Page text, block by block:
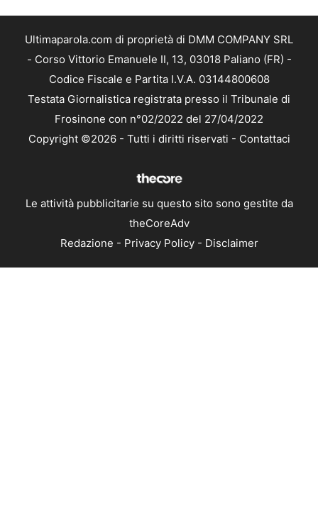
Ultimaparola.com di proprietà di DMM COMPANY SRL
- Corso Vittorio Emanuele II, 13, 03018 Paliano (FR) -
Codice Fiscale e Partita I.V.A. 03144800608
Testata Giornalistica registrata presso il Tribunale di
Frosinone con n°02/2022 del 27/04/2022
Copyright ©2026 - Tutti i diritti riservati - Contattaci
Le attività pubblicitarie su questo sito sono gestite da
theCoreAdv
Redazione - Privacy Policy- Disclaimer